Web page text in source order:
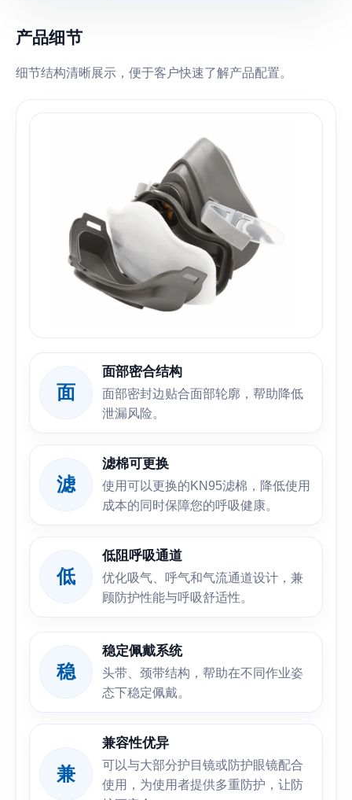
产品细节
细节结构清晰展示，便于客户快速了解产品配置。
面
面部密合结构
面部密封边贴合面部轮廓，帮助降低
泄漏风险。
滤
滤棉可更换
使用可以更换的KN95滤棉，降低使用
成本的同时保障您的呼吸健康。
低
低阻呼吸通道
优化吸气、呼气和气流通道设计，兼
顾防护性能与呼吸舒适性。
稳
稳定佩戴系统
头带、颈带结构，帮助在不同作业姿
态下稳定佩戴。
兼
兼容性优异
可以与大部分护目镜或防护眼镜配合
使用，为使用者提供多重防护，让防